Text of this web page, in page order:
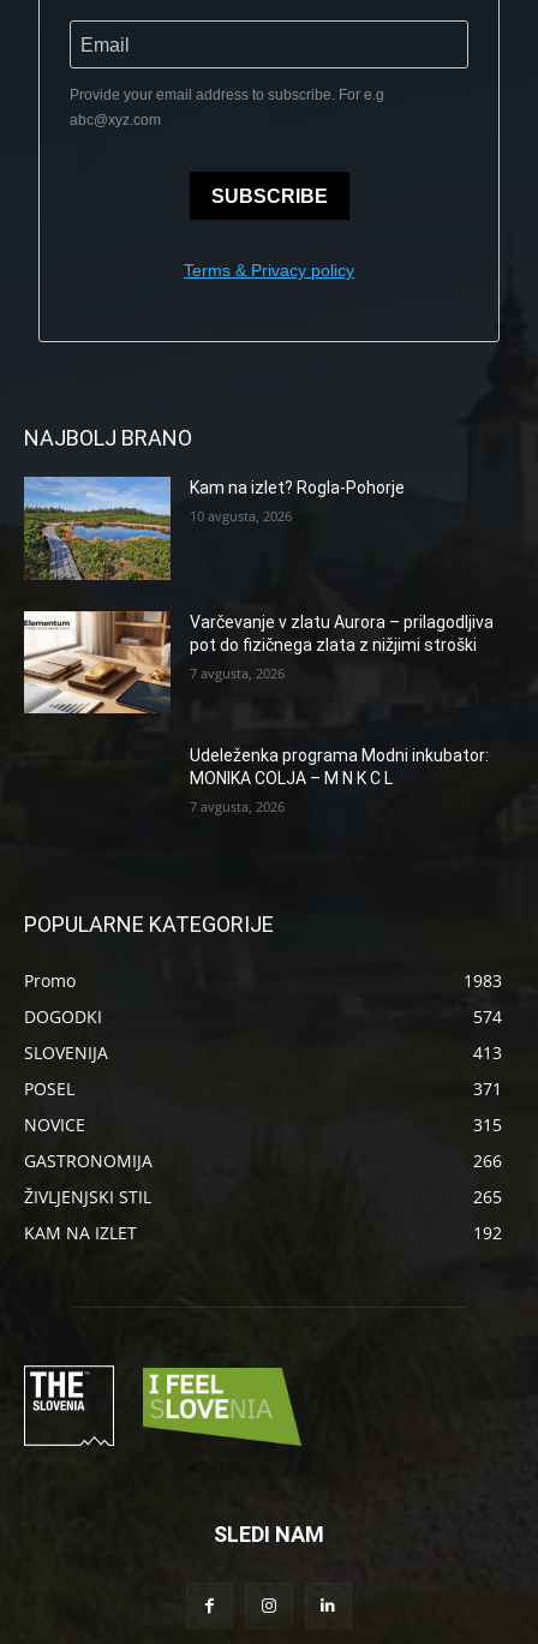
Provide your email address to subscribe. For e.g
abc@xyz.com
SUBSCRIBE
Terms & Privacy policy
NAJBOLJ BRANO
Kam na izlet? Rogla-Pohorje
10 avgusta, 2026
Varčevanje v zlatu Aurora – prilagodljiva
pot do fizičnega zlata z nižjimi stroški
7 avgusta, 2026
Udeleženka programa Modni inkubator:
MONIKA COLJA – M N K C L
7 avgusta, 2026
POPULARNE KATEGORIJE
Promo
1983
DOGODKI
574
SLOVENIJA
413
POSEL
371
NOVICE
315
GASTRONOMIJA
266
ŽIVLJENJSKI STIL
265
KAM NA IZLET
192
SLEDI NAM